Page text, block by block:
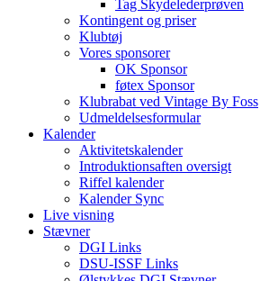
Tag Skydelederprøven
Kontingent og priser
Klubtøj
Vores sponsorer
OK Sponsor
føtex Sponsor
Klubrabat ved Vintage By Foss
Udmeldelsesformular
Kalender
Aktivitetskalender
Introduktionsaften oversigt
Riffel kalender
Kalender Sync
Live visning
Stævner
DGI Links
DSU-ISSF Links